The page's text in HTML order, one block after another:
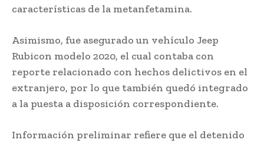
características de la metanfetamina.
Asimismo, fue asegurado un vehículo Jeep
Rubicon modelo 2020, el cual contaba con
reporte relacionado con hechos delictivos en el
extranjero, por lo que también quedó integrado
a la puesta a disposición correspondiente.
Información preliminar refiere que el detenido